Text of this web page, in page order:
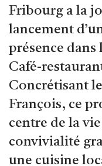
Fribourg a la
lancement
présence dans
Café-
Concrétisant
François, ce
centre de la
convivialité
une cuisine